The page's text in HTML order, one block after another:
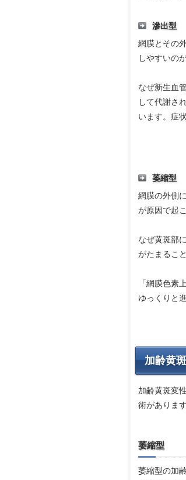
滲出型
網膜とその
しやすいの
なぜ新生血
して代謝さ
います。症
萎縮型
網膜の外側
が原因で起
なぜ黄斑部
がたまるこ
「網膜色素
ゆっくりと
加齢黄
加齢黄斑変
術がありま
萎縮型
萎縮型の加